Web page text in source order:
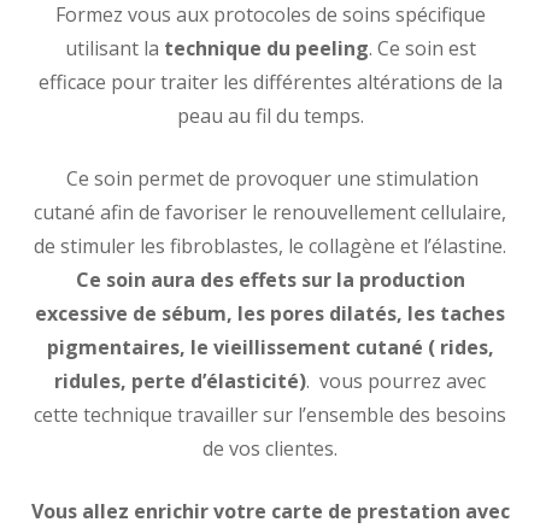
Formez vous aux protocoles de soins spécifique
utilisant la technique du peeling. Ce soin est
efficace pour traiter les différentes altérations de la
peau au fil du temps.
Ce soin permet de provoquer une stimulation
cutané afin de favoriser le renouvellement cellulaire,
de stimuler les fibroblastes, le collagène et l’élastine.
Ce soin aura des effets sur la production
excessive de sébum, les pores dilatés, les taches
pigmentaires, le vieillissement cutané ( rides,
ridules, perte d’élasticité). vous pourrez avec
cette technique travailler sur l’ensemble des besoins
de vos clientes.
Vous allez enrichir votre carte de prestation avec